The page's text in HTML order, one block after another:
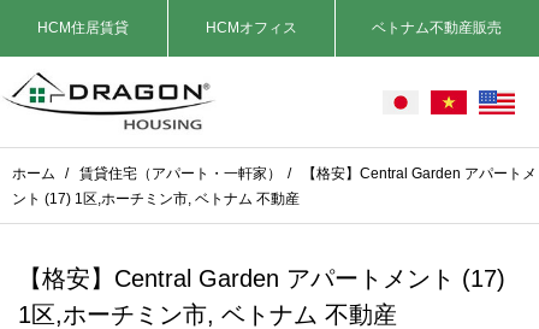
HCM住居賃貸 HCMオフィス ベトナム不動産販売
ホーム / 賃貸住宅（アパート・一軒家） /
【格安】Central Garden アパートメ
ント (17) 1区,ホーチミン市, ベトナム 不動産
【格安】Central Garden アパートメント (17)
1区,ホーチミン市, ベトナム 不動産